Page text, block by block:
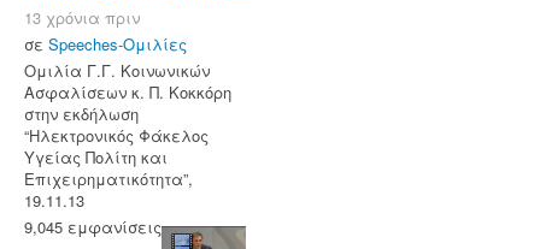
13 χρόνια πριν
σε Speeches-Ομιλίες
Ομιλία Γ.Γ. Κοινωνικών
Ασφαλίσεων κ. Π. Κοκκόρη
στην εκδήλωση
“Ηλεκτρονικός Φάκελος
Υγείας Πολίτη και
Επιχειρηματικότητα”,
19.11.13
9,045 εμφανίσεις